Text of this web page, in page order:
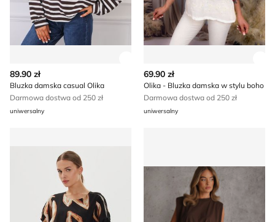
89.90 zł
Bluzka damska casual Olika
Darmowa dostwa od 250 zł
uniwersalny
69.90 zł
Olika - Bluzka damska w stylu boho
Darmowa dostwa od 250 zł
uniwersalny